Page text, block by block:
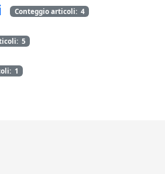
Conteggio articoli: 4
5
1